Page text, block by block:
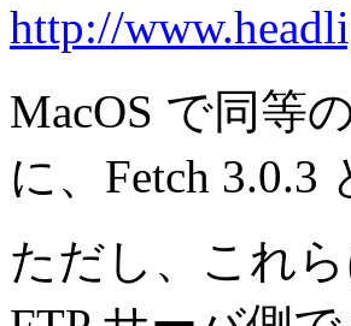
http://
MacOS で同等
に、Fetch
ただし、これ